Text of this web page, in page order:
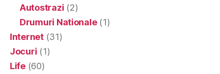
Autostrazi (2)
Drumuri Nationale(1)
Internet(31)
Jocuri (1)
Life(60)